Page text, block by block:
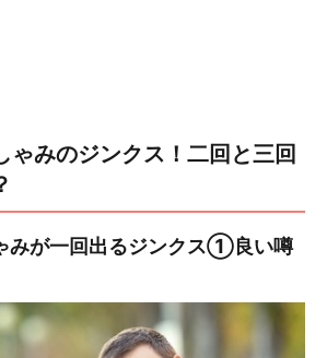
ゃみのジンクス！二回と三回
みが一回出るジンクス①良い噂